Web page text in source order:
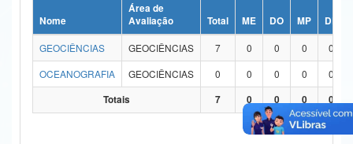
Ministério da Ciência, Tecnologia, Inovações e Comunicações
Ministério do Meio Ambiente
Ministério do Desenvolvimento Regional
Nome
Área de
Avaliação
Total ME DO MP DP
GEOCIÊNCIAS
GEOCIÊNCIAS 7 0 0 0
0
OCEANOGRAFIA
GEOCIÊNCIAS 0 0 0 0
0
Totais
7 0 0 0 0